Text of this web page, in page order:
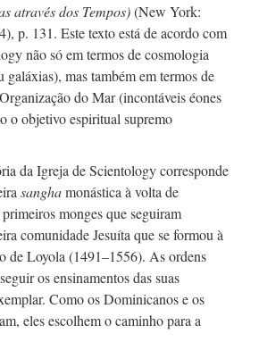
através dos Tempos)(New York:
p. 131. Este texto está de acordo com
não só em termos de cosmologia
galáxias), mas também em termos de
do Mar (incontáveis éones
o objetivo espiritual supremo
da Igreja de Scientology corresponde
sanghamonástica à volta de
monges que seguiram
comunidade Jesuíta que se formou à
de Loyola (1491–1556). As ordens
os ensinamentos das suas
Como os Dominicanos e os
eles escolhem o caminho para a